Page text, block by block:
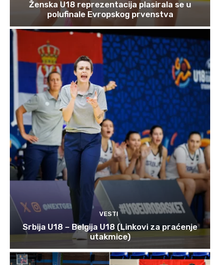
Ženska U18 reprezentacija plasirala se u
polufinale Evropskog prvenstva
VESTI
Srbija U18 – Belgija U18 (Linkovi za praćenje
utakmice)